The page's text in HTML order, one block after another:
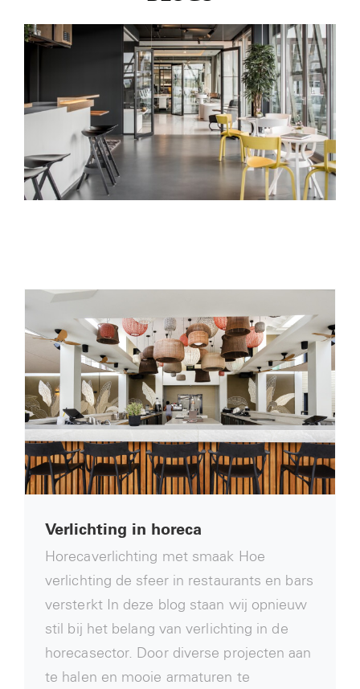
Nieuws
Login
Verlichting in horeca
Horecaverlichting met smaak Hoe
verlichting de sfeer in restaurants en bars
versterkt In deze blog staan wij opnieuw
stil bij het belang van verlichting in de
horecasector. Door diverse projecten aan
te halen en mooie armaturen te